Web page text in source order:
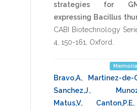
strategies for
expressing Bacillus
CABI Biotechnology
4, 150-161, Oxford.
Bravo,A., Martinez-de-
Sanchez,J.,
Matus,V., Canton,P.E.